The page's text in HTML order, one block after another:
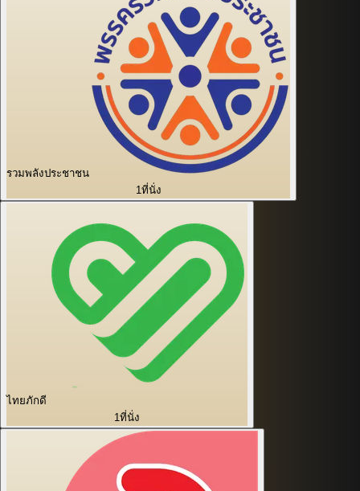
รวมพลังประชาชน
1ที่นั่ง
ไทยภักดี
1ที่นั่ง